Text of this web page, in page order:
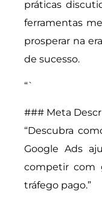
práticas
ferramentas
prosperar na
de sucesso.
“`
### Meta
“Descubra
Google Ads
competir com
tráfego pago.”